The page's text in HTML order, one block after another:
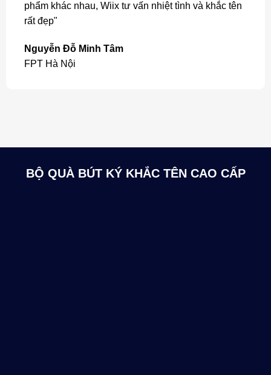
phẩm khác nhau, Wiix tư vấn nhiệt tình và khắc tên
rất đẹp"
Nguyễn Đỗ Minh Tâm
FPT Hà Nội
BỘ QUÀ BÚT KÝ KHẮC TÊN CAO CẤP